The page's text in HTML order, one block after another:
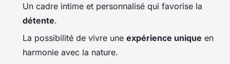
Un cadre intime et personnalisé qui favorise la
détente.
La possibilité de vivre une expérience unique en
harmonie avec la nature.